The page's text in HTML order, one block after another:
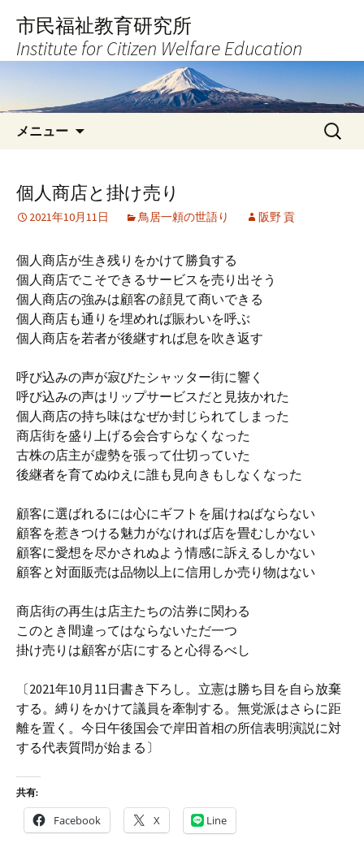
へ
キ
市民福祉教育研究所
Institute for Citizen Welfare Education
メニュー
検
索:
個人商店と掛け売り
2021年10月11日 鳥居一頼の世語り 阪野 貢
個人商店が生き残りをかけて勝負する
個人商店でこそできるサービスを売り出そう
個人商店の強みは顧客の顔見て商いできる
個人商店も通りを埋めれば賑わいを呼ぶ
個人商店を若者が後継すれば息を吹き返す
呼び込みの声が寂びたシャッター街に響く
呼び込みの声はリップサービスだと見抜かれた
個人商店の持ち味はなぜか封じられてしまった
商店街を盛り上げる会合すらなくなった
古株の店主が虚勢を張って仕切っていた
後継者を育てぬゆえに誰も見向きもしなくなった
顧客に選ばれるには心にギフトを届けねばならない
顧客を惹きつける魅力がなければ店を畳むしかない
顧客に愛想を尽かされぬよう情感に訴えるしかない
顧客と対面販売は品物以上に信用しか売り物はない
商店街の再生は店主たちの沽券に関わる
このとき間違ってはならないただ一つ
掛け売りは顧客が店にすると心得るべし
〔2021年10月11日書き下ろし。立憲は勝ち目を自ら放棄
する。縛りをかけて議員を牽制する。無党派はさらに距
離を置く。今日午後国会で岸田首相の所信表明演説に対
する代表質問が始まる〕
共有:
Facebook X Line